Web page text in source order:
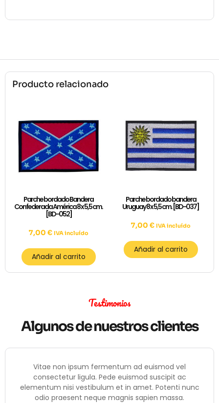
Producto relacionado
Parche bordado Bandera
Confederada América 8 x 5,5 cm.
[BD-052]
7,00 € IVA incluído
Añadir al carrito
Parche bordado bandera
Uruguay 8 x 5,5 cm. [BD-037]
7,00 € IVA incluído
Añadir al carrito
Testimonios
Algunos de nuestros clientes
Vitae non ipsum fermentum ad euismod vel
consectetur ligula. Pede euismod suscipit ac
elementum nisi vestibulum et in amet. Potenti nunc
odio praesent neque magnis sapien massa.